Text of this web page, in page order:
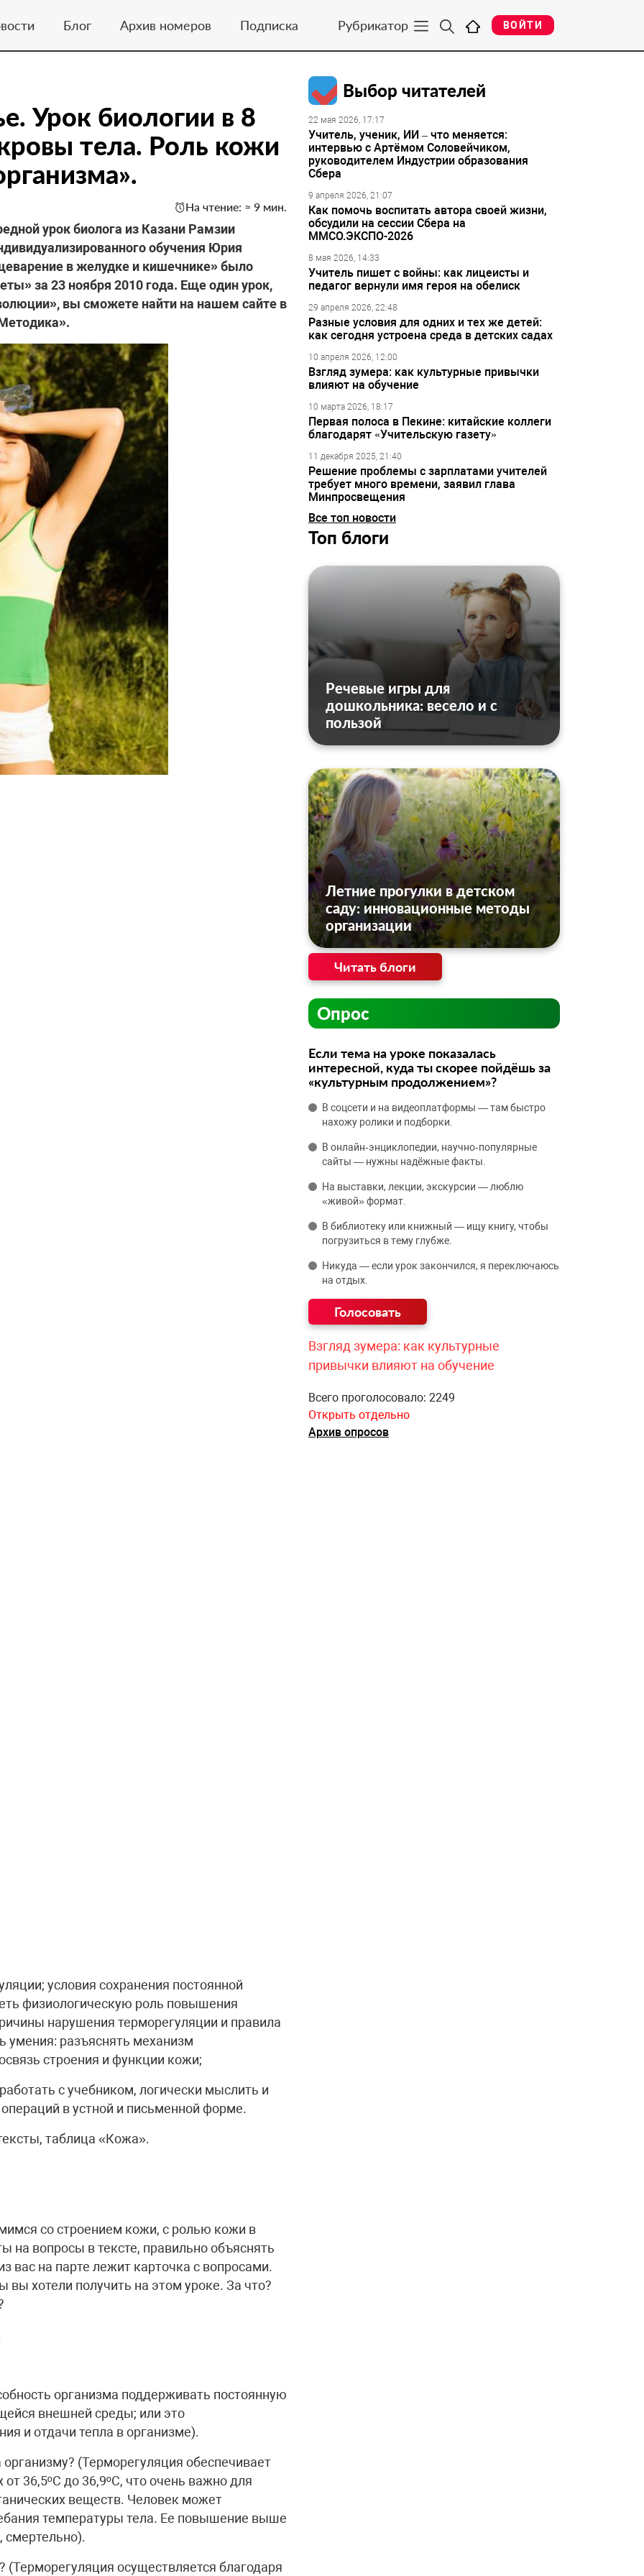
Блог Архив номеров Подписка Рубрикатор ВОЙТИ
Урок биологии в 8
тела. Роль кожи
На чтение: ≈ 9 мин.
урок биолога из Казани Рамзии
обучения Юрия
в желудке и кишечнике» было
за 23 ноября 2010 года. Еще один урок,
вы сможете найти на нашем сайте в
условия сохранения постоянной
физиологическую роль повышения
нарушения терморегуляции и правила
разъяснять механизм
строения и функции кожи;
с учебником, логически мыслить и
в устной и письменной форме.
таблица «Кожа».
со строением кожи, с ролью кожи в
на вопросы в тексте, правильно объяснять
вас на парте лежит карточка с вопросами.
вы хотели получить на этом уроке. За что?
организма поддерживать постоянную
внешней среды; или это
и отдачи тепла в организме).
(Терморегуляция обеспечивает
36,5ºС до 36,9ºС, что очень важно для
веществ. Человек может
температуры тела. Ее повышение выше
смертельно).
осуществляется благодаря
Выбор читателей
22 мая 2026, 17:17
Учитель, ученик, ИИ – что меняется:
интервью с Артёмом Соловейчиком,
руководителем Индустрии образования
Сбера
9 апреля 2026, 21:07
Как помочь воспитать автора своей жизни,
обсудили на сессии Сбера на
ММСО.ЭКСПО-2026
8 мая 2026, 14:33
Учитель пишет с войны: как лицеисты и
педагог вернули имя героя на обелиск
29 апреля 2026, 22:48
Разные условия для одних и тех же детей:
как сегодня устроена среда в детских садах
10 апреля 2026, 12:00
Взгляд зумера: как культурные привычки
влияют на обучение
10 марта 2026, 18:17
Первая полоса в Пекине: китайские коллеги
благодарят «Учительскую газету»
11 декабря 2025, 21:40
Решение проблемы с зарплатами учителей
требует много времени, заявил глава
Минпросвещения
Все топ новости
Топ блоги
Речевые игры для
дошкольника: весело и с
пользой
Летние прогулки в детском
саду: инновационные методы
организации
Читать блоги
Опрос
Если тема на уроке показалась
интересной, куда ты скорее пойдёшь за
«культурным продолжением»?
В соцсети и на видеоплатформы — там быстро
нахожу ролики и подборки.
В онлайн‑энциклопедии, научно‑популярные
сайты — нужны надёжные факты.
На выставки, лекции, экскурсии — люблю
«живой» формат.
В библиотеку или книжный — ищу книгу, чтобы
погрузиться в тему глубже.
Никуда — если урок закончился, я переключаюсь
на отдых.
Взгляд зумера: как культурные
привычки влияют на обучение
Всего проголосовало: 2249
Открыть отдельно
Архив опросов